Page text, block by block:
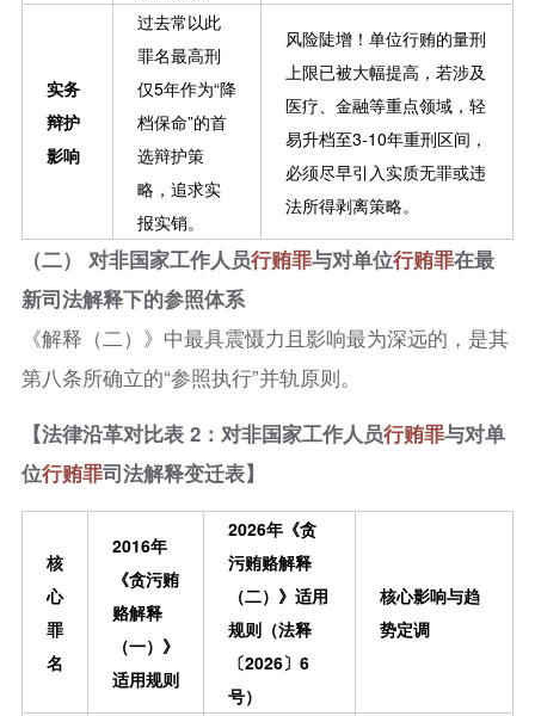
实务
辩护
影响
过去常以此
罪名最高刑
仅5年作为“降
档保命”的首
选辩护策
略，追求实
报实销。
风险陡增！单位行贿的量刑
上限已被大幅提高，若涉及
医疗、金融等重点领域，轻
易升档至3-10年重刑区间，
必须尽早引入实质无罪或违
法所得剥离策略。
（二） 对非国家工作人员行贿罪与对单位行贿罪在最
新司法解释下的参照体系
《解释（二）》中最具震慑力且影响最为深远的，是其
第八条所确立的“参照执行”并轨原则。
【法律沿革对比表 2：对非国家工作人员行贿罪与对单
位行贿罪司法解释变迁表】
核
心
罪
名
2016年
《贪污贿
赂解释
（一）》
适用规则
2026年《贪
污贿赂解释
（二）》适用
规则（法释
〔2026〕6
号）
核心影响与趋
势定调